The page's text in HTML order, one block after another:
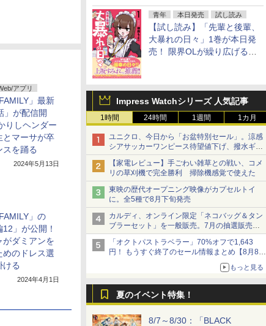
い
青年 本日発売 試し読み
【試し読み】「先輩と後輩、
大暴れの日々」1巻が本日発
売！ 限界OLが繰り広げる禁
Impress Watchシリーズ 人気記事
1時間 24時間 1週間 1カ月
ユニクロ、今日から「お盆特別セール」。涼感
シアサッカーワンピース待望値下げ、撥水ギア
ショーツは1990円に
【家電レビュー】手ごわい雑草との戦い、コメ
リの草刈機で完全勝利 掃除機感覚で使えた
東映の歴代オープニング映像がカプセルトイ
に。全5種で8月下旬発売
カルディ、オンライン限定「ネコバッグ＆タン
ブラーセット」を一般販売。7月の抽選販売の
当選無効分
「オクトパストラベラー」70%オフで1,643
円！ もうすぐ終了のセール情報まとめ【8月8日
ニンテンドーeショップでは「大神 絶景版」が
もっと見る
夏のイベント特集！
8/7～8/30：「BLACK
アプリ
」最新
」が配信開
りしヘンダー
とマーサが卒
スを踊る
2024年5月13日
」の
12」が公開！
がダミアンを
めのドレス選
ける
2024年4月1日